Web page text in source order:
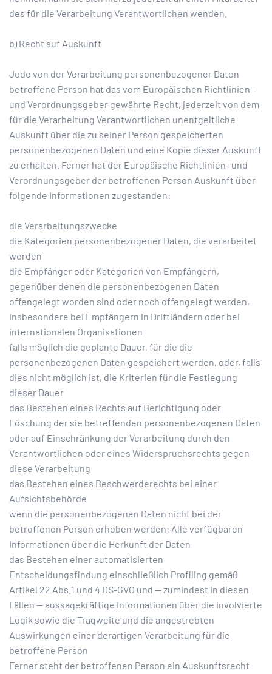
des für die Verarbeitung Verantwortlichen wenden.
b) Recht auf Auskunft
Jede von der Verarbeitung personenbezogener Daten
betroffene Person hat das vom Europäischen Richtlinien-
und Verordnungsgeber gewährte Recht, jederzeit von dem
für die Verarbeitung Verantwortlichen unentgeltliche
Auskunft über die zu seiner Person gespeicherten
personenbezogenen Daten und eine Kopie dieser Auskunft
zu erhalten. Ferner hat der Europäische Richtlinien- und
Verordnungsgeber der betroffenen Person Auskunft über
folgende Informationen zugestanden:
die Verarbeitungszwecke
die Kategorien personenbezogener Daten, die verarbeitet
werden
die Empfänger oder Kategorien von Empfängern,
gegenüber denen die personenbezogenen Daten
offengelegt worden sind oder noch offengelegt werden,
insbesondere bei Empfängern in Drittländern oder bei
internationalen Organisationen
falls möglich die geplante Dauer, für die die
personenbezogenen Daten gespeichert werden, oder, falls
dies nicht möglich ist, die Kriterien für die Festlegung
dieser Dauer
das Bestehen eines Rechts auf Berichtigung oder
Löschung der sie betreffenden personenbezogenen Daten
oder auf Einschränkung der Verarbeitung durch den
Verantwortlichen oder eines Widerspruchsrechts gegen
diese Verarbeitung
das Bestehen eines Beschwerderechts bei einer
Aufsichtsbehörde
wenn die personenbezogenen Daten nicht bei der
betroffenen Person erhoben werden: Alle verfügbaren
Informationen über die Herkunft der Daten
das Bestehen einer automatisierten
Entscheidungsfindung einschließlich Profiling gemäß
Artikel 22 Abs.1 und 4 DS-GVO und — zumindest in diesen
Fällen — aussagekräftige Informationen über die involvierte
Logik sowie die Tragweite und die angestrebten
Auswirkungen einer derartigen Verarbeitung für die
betroffene Person
Ferner steht der betroffenen Person ein Auskunftsrecht